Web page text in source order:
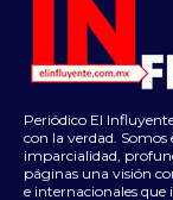
Periódico El
con la verdad. Somos
imparcialidad,
páginas una visión
e internacionales que